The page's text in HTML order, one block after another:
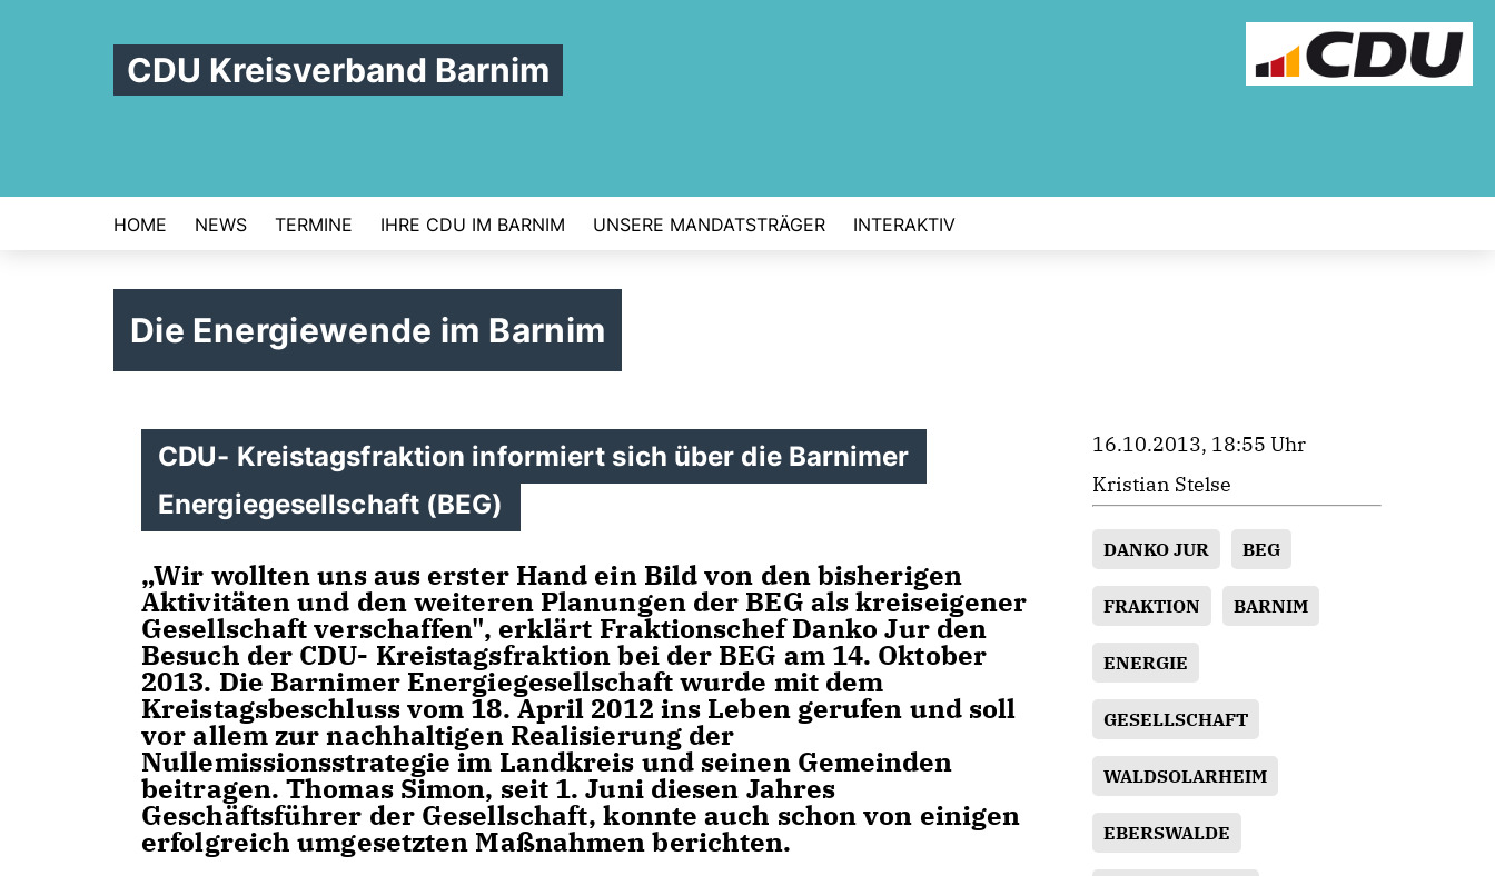
CDU Kreisverband Barnim
HOME NEWS TERMINE IHRE CDU IM BARNIM UNSERE MANDATSTRÄGER INTERAKTIV
Die Energiewende im Barnim
CDU- Kreistagsfraktion informiert sich über die Barnimer
Energiegesellschaft (BEG)
Wir wollten uns aus erster Hand ein Bild von den bisherigen
Aktivitäten und den weiteren Planungen der BEG als kreiseigener
Gesellschaft verschaffen", erklärt Fraktionschef Danko Jur den
Besuch der CDU- Kreistagsfraktion bei der BEG am 14. Oktober
2013. Die Barnimer Energiegesellschaft wurde mit dem
Kreistagsbeschluss vom 18. April 2012 ins Leben gerufen und soll
vor allem zur nachhaltigen Realisierung der
Nullemissionsstrategie im Landkreis und seinen Gemeinden
beitragen. Thomas Simon, seit 1. Juni diesen Jahres
Geschäftsführer der Gesellschaft, konnte auch schon von einigen
erfolgreich umgesetzten Maßnahmen berichten.
16.10.2013, 18:55 Uhr
Kristian Stelse
DANKO JUR BEG
FRAKTION BARNIM
ENERGIE
GESELLSCHAFT
WALDSOLARHEIM
EBERSWALDE